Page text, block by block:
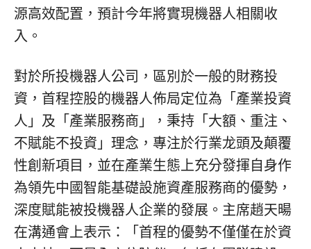
源高效配置，預計今年將實現機器人相關收
入。
對於所投機器人公司，區別於一般的財務投
資，⾸程控股的機器人佈局定位為 「 產業投資
人 」 及 「 產業服務商 」 ，秉持 「 ⼤額、重注、
不賦能不投資 」 理念，專注於⾏業⻰頭及顛覆
性創新項⽬，並在產業生態上充分發揮自身作
為領先中國智能基礎設施資產服務商的優勢，
深度賦能被投機器人企業的發展。主席趙天暘
在溝通會上表示：
「 首程的優勢不僅僅在於資